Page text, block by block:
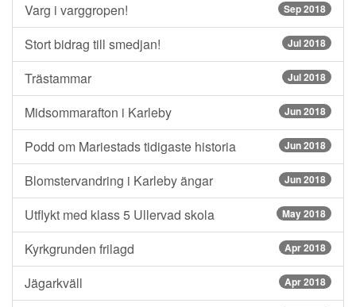
Varg i varggropen! Sep 2018
Stort bidrag till smedjan! Jul 2018
Trästammar Jul 2018
Midsommarafton i Karleby Jun 2018
Podd om Mariestads tidigaste historia Jun 2018
Blomstervandring i Karleby ängar Jun 2018
Utflykt med klass 5 Ullervad skola May 2018
Kyrkgrunden frilagd Apr 2018
Jägarkväll Apr 2018